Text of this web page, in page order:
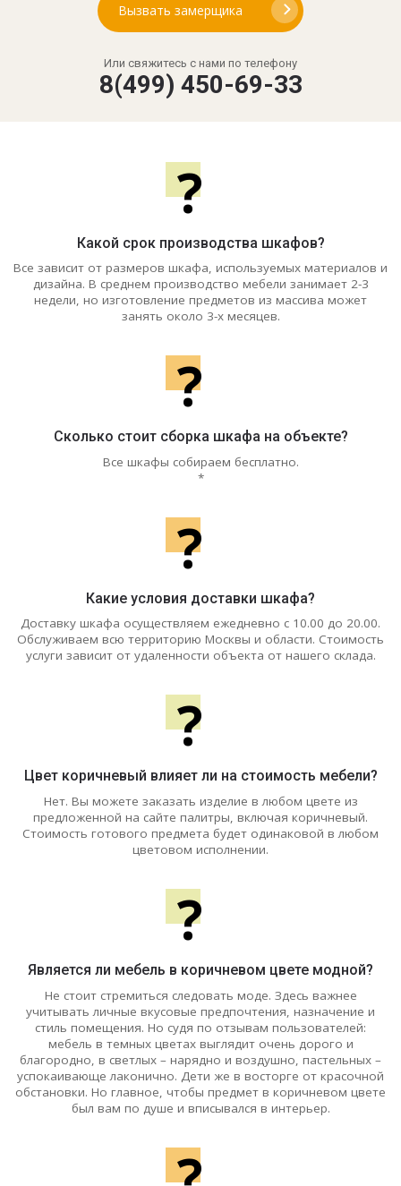
Вызвать замерщика
Или свяжитесь с нами по телефону
8(499) 450-69-33
?
Какой срок производства шкафов?
Все зависит от размеров шкафа, используемых материалов и
дизайна. В среднем производство мебели занимает 2-3
недели, но изготовление предметов из массива может
занять около 3-х месяцев.
?
Сколько стоит сборка шкафа на объекте?
Все шкафы собираем бесплатно.
*
?
Какие условия доставки шкафа?
Доставку шкафа осуществляем ежедневно с 10.00 до 20.00.
Обслуживаем всю территорию Москвы и области. Стоимость
услуги зависит от удаленности объекта от нашего склада.
?
Цвет коричневый влияет ли на стоимость мебели?
Нет. Вы можете заказать изделие в любом цвете из
предложенной на сайте палитры, включая коричневый.
Стоимость готового предмета будет одинаковой в любом
цветовом исполнении.
?
Является ли мебель в коричневом цвете модной?
Не стоит стремиться следовать моде. Здесь важнее
учитывать личные вкусовые предпочтения, назначение и
стиль помещения. Но судя по отзывам пользователей:
мебель в темных цветах выглядит очень дорого и
благородно, в светлых – нарядно и воздушно, пастельных –
успокаивающе лаконично. Дети же в восторге от красочной
обстановки. Но главное, чтобы предмет в коричневом цвете
был вам по душе и вписывался в интерьер.